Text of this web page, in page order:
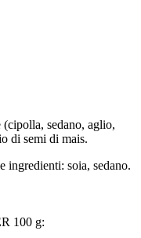
(cipolla, sedano, aglio,
di semi di mais.
ingredienti: soia, sedano.
100 g: